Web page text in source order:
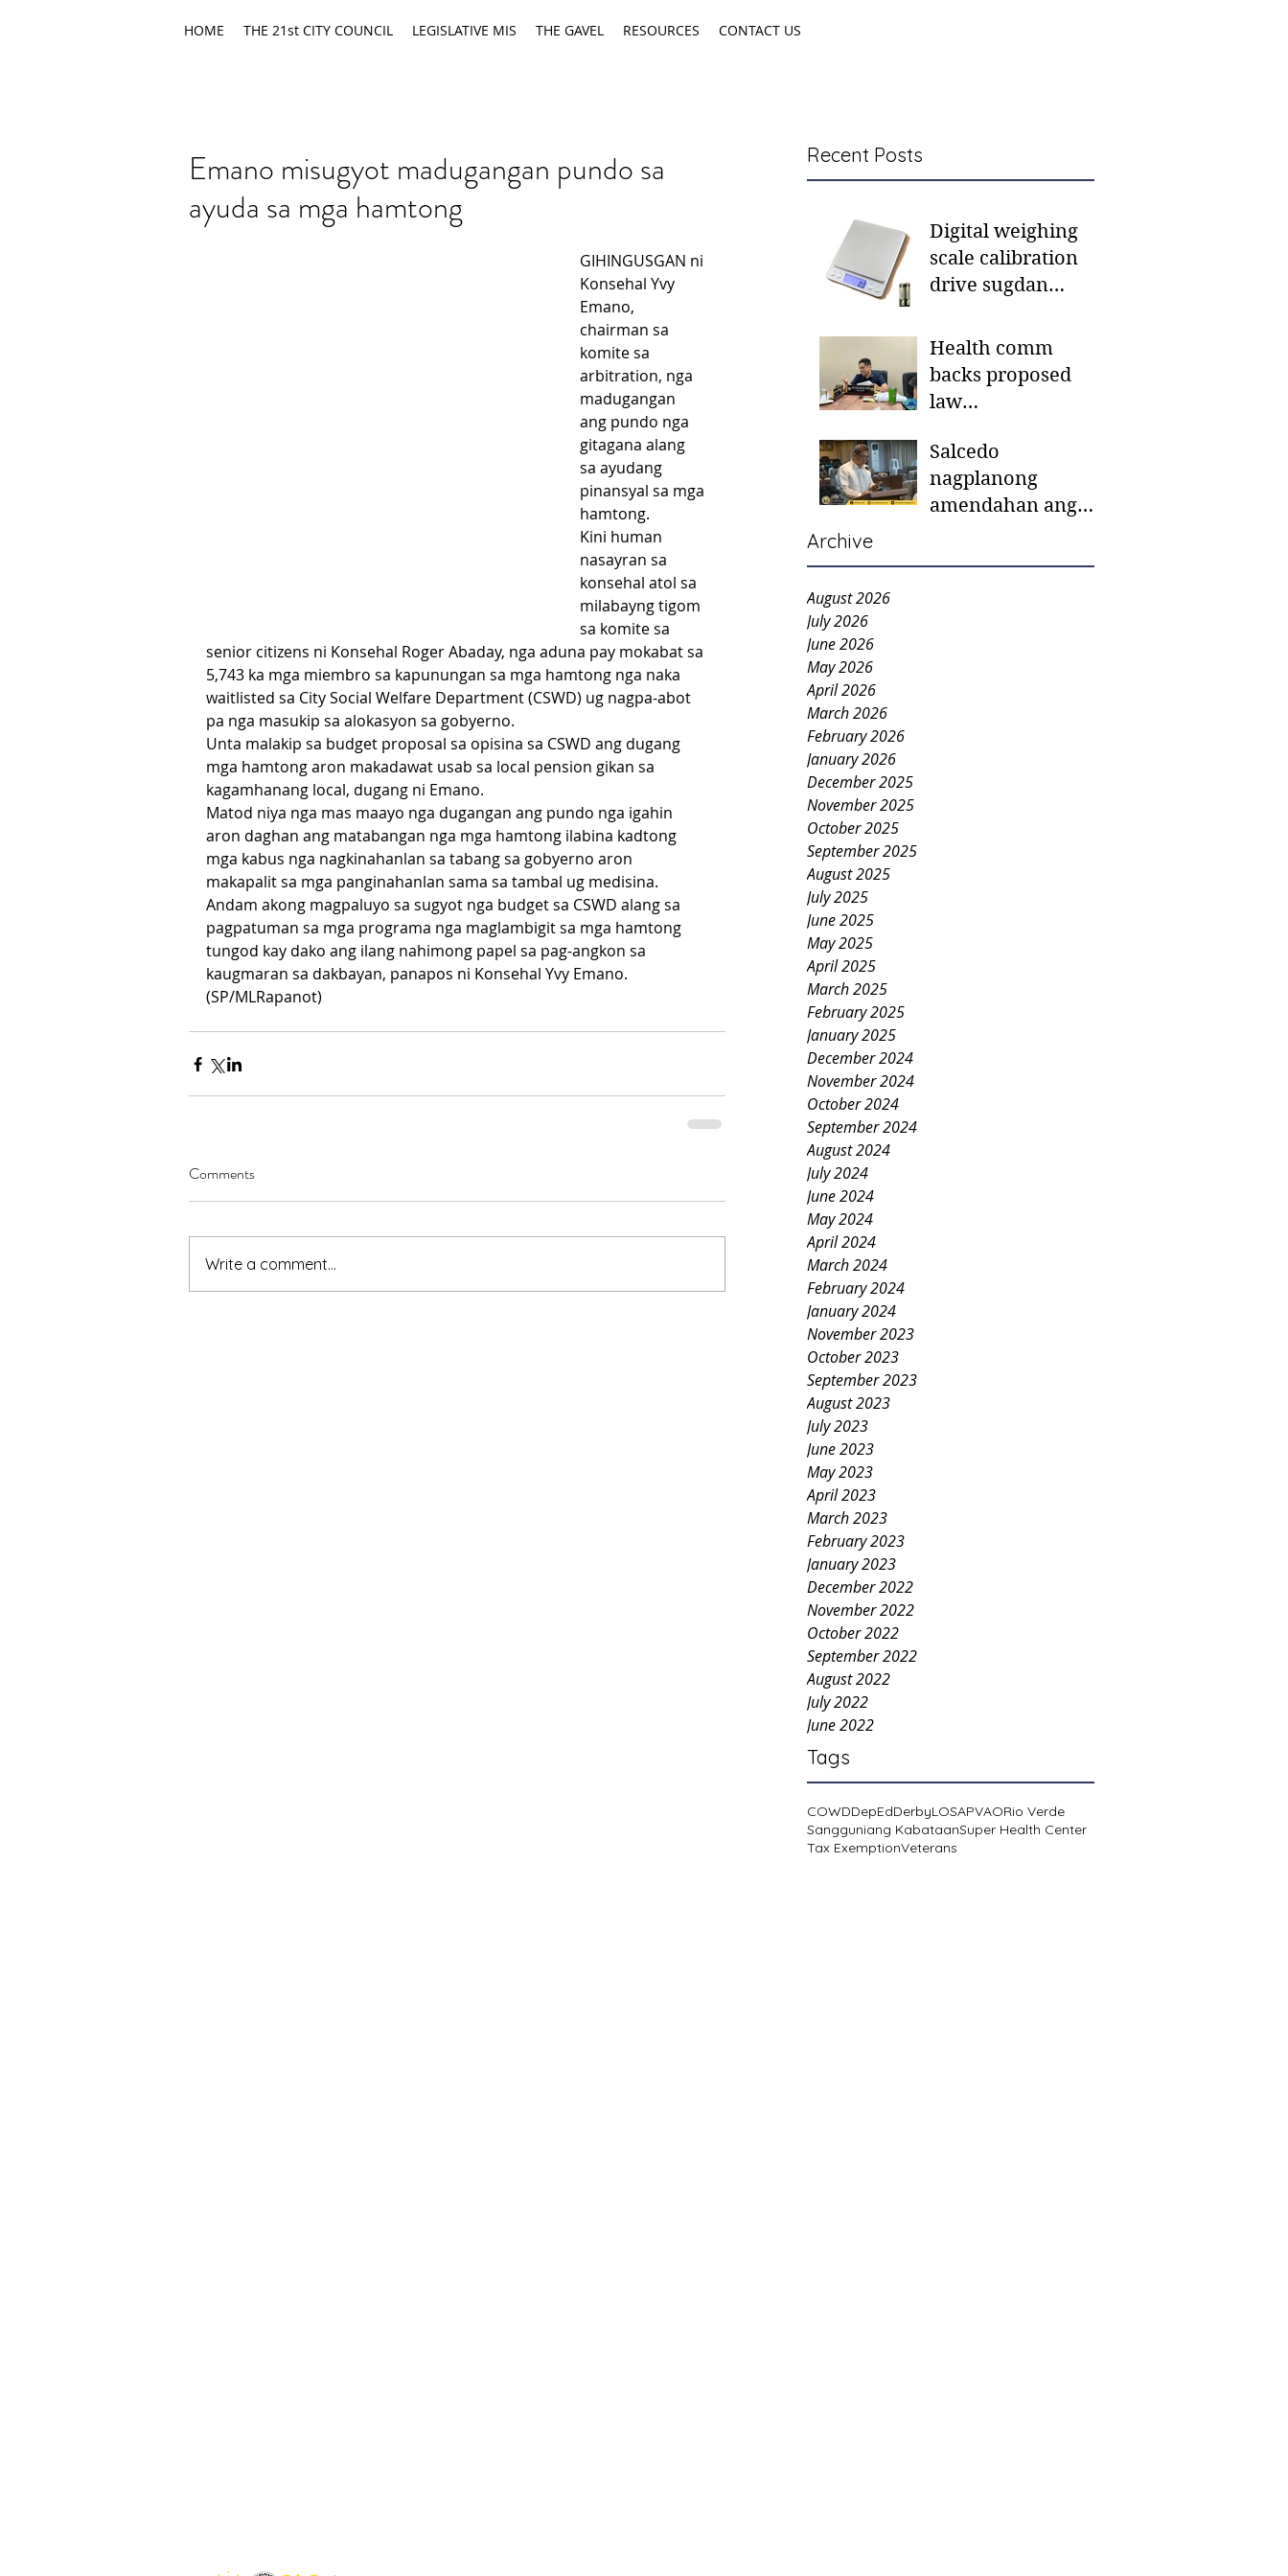
HOME THE 21st CITY COUNCIL LEGISLATIVE MIS THE GAVEL RESOURCES CONTACT US
Recent Posts
Digital weighing
scale calibration
drive sugdan
Health comm
backs proposed
law
mother-to-mother
support groups,
first 1,000 days
Salcedo
nagplanong
amendahan ang
Archive
August 2026
July 2026
June 2026
May 2026
April 2026
March 2026
February 2026
January 2026
December 2025
November 2025
October 2025
September 2025
August 2025
July 2025
June 2025
May 2025
April 2025
March 2025
February 2025
January 2025
December 2024
November 2024
October 2024
September 2024
August 2024
July 2024
June 2024
May 2024
April 2024
March 2024
February 2024
January 2024
November 2023
October 2023
September 2023
August 2023
July 2023
June 2023
May 2023
April 2023
March 2023
February 2023
January 2023
December 2022
November 2022
October 2022
September 2022
August 2022
July 2022
June 2022
Tags
COWDDepEdDerbyLOSAPVAORio Verde
Sangguniang KabataanSuper Health Center
Tax ExemptionVeterans
Emano misugyot madugangan pundo sa
ayuda sa mga hamtong
GIHINGUSGAN ni
Konsehal Yvy
Emano,
chairman sa
komite sa
arbitration, nga
madugangan
ang pundo nga
gitagana alang
sa ayudang
pinansyal sa mga
hamtong.
Kini human
nasayran sa
konsehal atol sa
milabayng tigom
sa komite sa
senior citizens ni Konsehal Roger Abaday, nga aduna pay mokabat sa
5,743 ka mga miembro sa kapunungan sa mga hamtong nga naka
waitlisted sa City Social Welfare Department (CSWD) ug nagpa-abot
pa nga masukip sa alokasyon sa gobyerno.
Unta malakip sa budget proposal sa opisina sa CSWD ang dugang
mga hamtong aron makadawat usab sa local pension gikan sa
kagamhanang local, dugang ni Emano.
Matod niya nga mas maayo nga dugangan ang pundo nga igahin
aron daghan ang matabangan nga mga hamtong ilabina kadtong
mga kabus nga nagkinahanlan sa tabang sa gobyerno aron
makapalit sa mga panginahanlan sama sa tambal ug medisina.
Andam akong magpaluyo sa sugyot nga budget sa CSWD alang sa
pagpatuman sa mga programa nga maglambigit sa mga hamtong
tungod kay dako ang ilang nahimong papel sa pag-angkon sa
kaugmaran sa dakbayan, panapos ni Konsehal Yvy Emano.
(SP/MLRapanot)
Comments
Write a comment...